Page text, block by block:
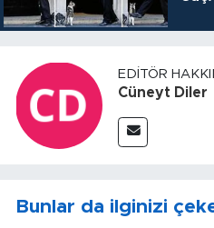
EDITÖR
Cüneyt Diler
Bunlar da ilginizi